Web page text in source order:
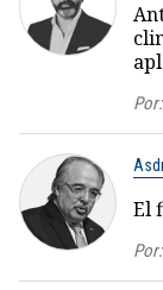
Por:
El
Por: